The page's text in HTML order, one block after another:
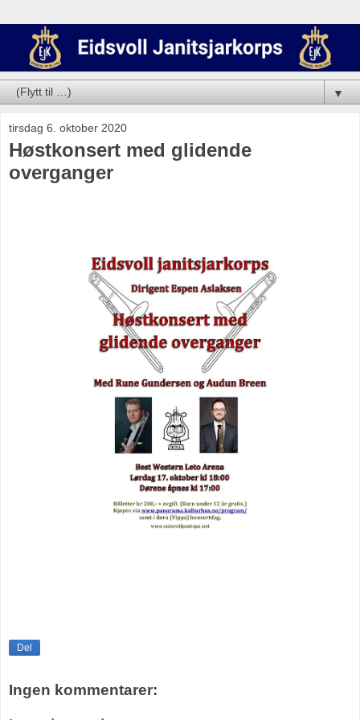
▼
tirsdag 6. oktober 2020
Høstkonsert med glidende
overganger
Del
Ingen kommentarer: